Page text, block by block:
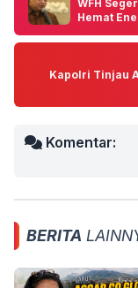
WFH
Hemat
Kapolri Tinjau
Komentar:
BERITA